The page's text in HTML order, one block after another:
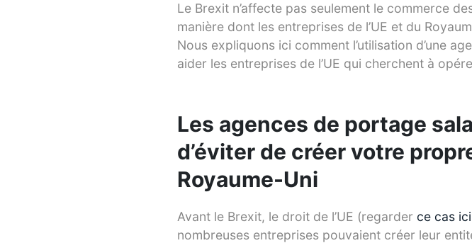
Le Brexit n’affecte pas seulement le commerce
manière dont les entreprises de l’UE et du
Nous expliquons ici comment l’utilisation d’une
aider les entreprises de l’UE qui cherchent à
Les agences de portage
d’éviter de créer votre
Royaume-Uni
Avant le Brexit, le droit de l’UE (regarder ce cas ici
nombreuses entreprises pouvaient créer leur